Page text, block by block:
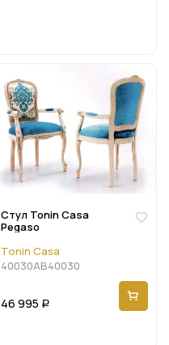
Стул Tonin Casa
Pegaso
Tonin Casa
40030AB40030
46 995 Р